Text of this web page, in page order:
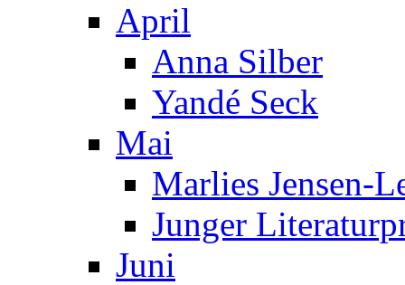
April
Anna Silber
Yandé Seck
Mai
Marlies Jensen-
Junger
Juni